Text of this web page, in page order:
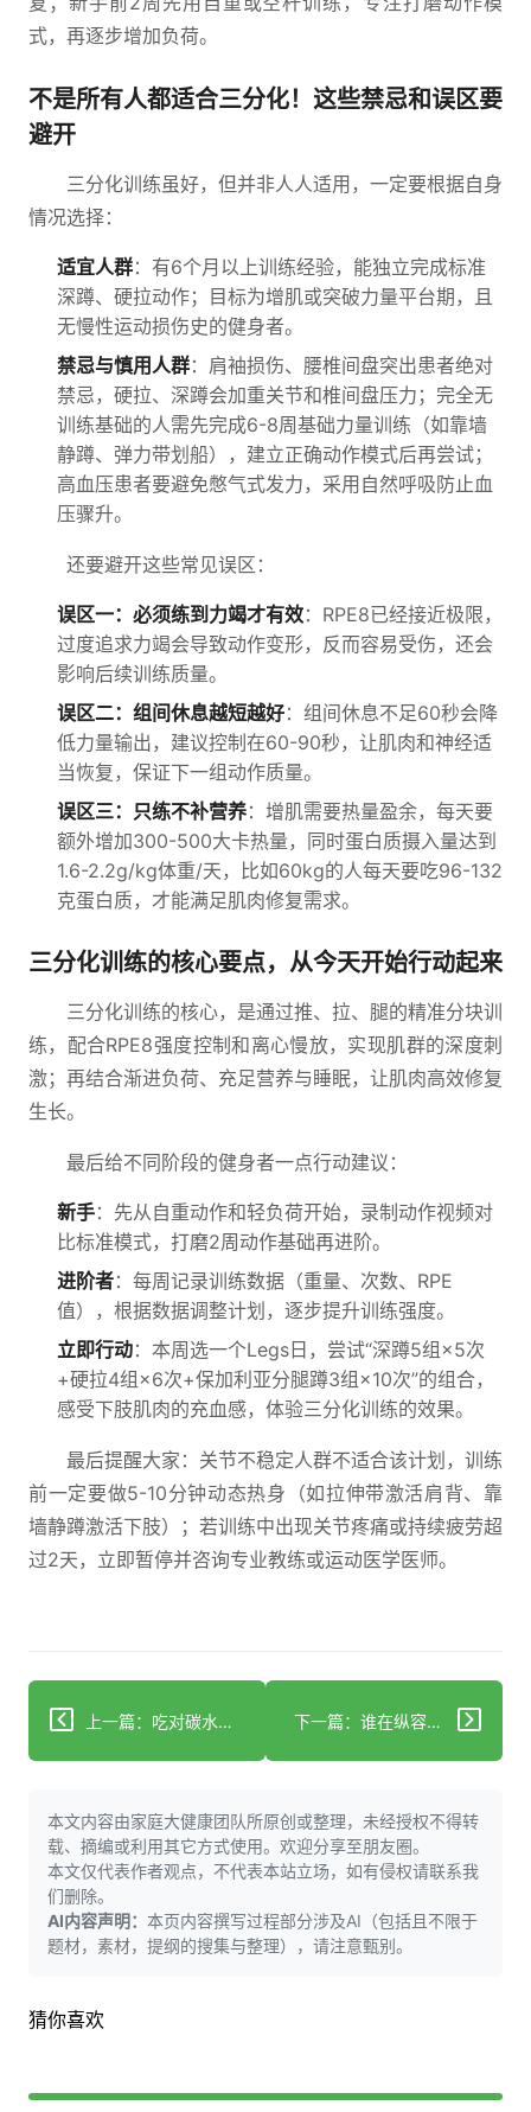
式，再逐步增加负荷。
不是所有人都适合三分化！这些禁忌和误区要
避开
三分化训练虽好，但并非人人适用，一定要根据自身
情况选择：
适宜人群：有6个月以上训练经验，能独立完成标准
深蹲、硬拉动作；目标为增肌或突破力量平台期，且
无慢性运动损伤史的健身者。
禁忌与慎用人群：肩袖损伤、腰椎间盘突出患者绝对
禁忌，硬拉、深蹲会加重关节和椎间盘压力；完全无
训练基础的人需先完成6-8周基础力量训练（如靠墙
静蹲、弹力带划船），建立正确动作模式后再尝试；
高血压患者要避免憋气式发力，采用自然呼吸防止血
压骤升。
还要避开这些常见误区：
误区一：必须练到力竭才有效：RPE8已经接近极限，
过度追求力竭会导致动作变形，反而容易受伤，还会
影响后续训练质量。
误区二：组间休息越短越好：组间休息不足60秒会降
低力量输出，建议控制在60-90秒，让肌肉和神经适
当恢复，保证下一组动作质量。
误区三：只练不补营养：增肌需要热量盈余，每天要
额外增加300-500大卡热量，同时蛋白质摄入量达到
1.6-2.2g/kg体重/天，比如60kg的人每天要吃96-132
克蛋白质，才能满足肌肉修复需求。
三分化训练的核心要点，从今天开始行动起来
三分化训练的核心，是通过推、拉、腿的精准分块训
练，配合RPE8强度控制和离心慢放，实现肌群的深度刺
激；再结合渐进负荷、充足营养与睡眠，让肌肉高效修复
生长。
最后给不同阶段的健身者一点行动建议：
新手：先从自重动作和轻负荷开始，录制动作视频对
比标准模式，打磨2周动作基础再进阶。
进阶者：每周记录训练数据（重量、次数、RPE
值），根据数据调整计划，逐步提升训练强度。
立即行动：本周选一个Legs日，尝试“深蹲5组×5次
+硬拉4组×6次+保加利亚分腿蹲3组×10次”的组合，
感受下肢肌肉的充血感，体验三分化训练的效果。
最后提醒大家：关节不稳定人群不适合该计划，训练
前一定要做5-10分钟动态热身（如拉伸带激活肩背、靠
墙静蹲激活下肢）；若训练中出现关节疼痛或持续疲劳超
过2天，立即暂停并咨询专业教练或运动医学医师。
上一篇：吃对碳水真能1个月年轻3.5岁？老人身体减龄有实锤 下一篇：谁在纵容劝个烟反被怼？深圳公交站台和上海迪士尼刚发生的冲突真相！
本文内容由家庭大健康团队所原创或整理，未经授权不得转
载、摘编或利用其它方式使用。欢迎分享至朋友圈。
本文仅代表作者观点，不代表本站立场，如有侵权请联系我
们删除。
AI内容声明： 本页内容撰写过程部分涉及AI（包括且不限于
题材，素材，提纲的搜集与整理），请注意甄别。
猜你喜欢